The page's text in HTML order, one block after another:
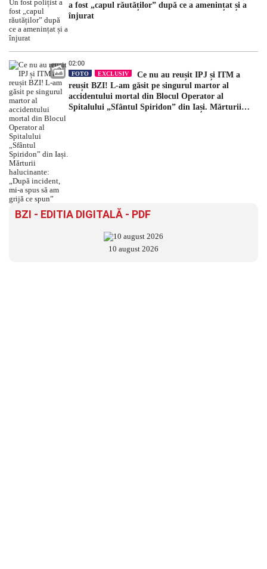
a fost „capul răutăților” după ce a amenințat și a
înjurat
02:00
FOTO EXCLUSIV
Ce nu au reușit IPJ și ITM a
reușit BZI! L-am găsit pe singurul martor al
accidentului mortal din Blocul Operator al
Spitalului „Sfântul Spiridon” din Iași. Mărturii
BZI - EDITIA DIGITALĂ - PDF
10 august 2026